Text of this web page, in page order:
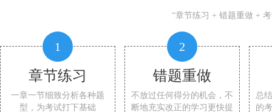
“章节练习 + 错题重做 +
1
章节练习
一章一节细致分析各种题
型，为考试打下基础
2
错题重做
不放过任何得分的机会，不
断地充实改正的学习更快提
总
的